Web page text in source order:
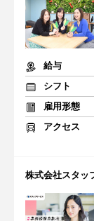
給与
シフト
雇用形態
アクセス
株式会社スタッ